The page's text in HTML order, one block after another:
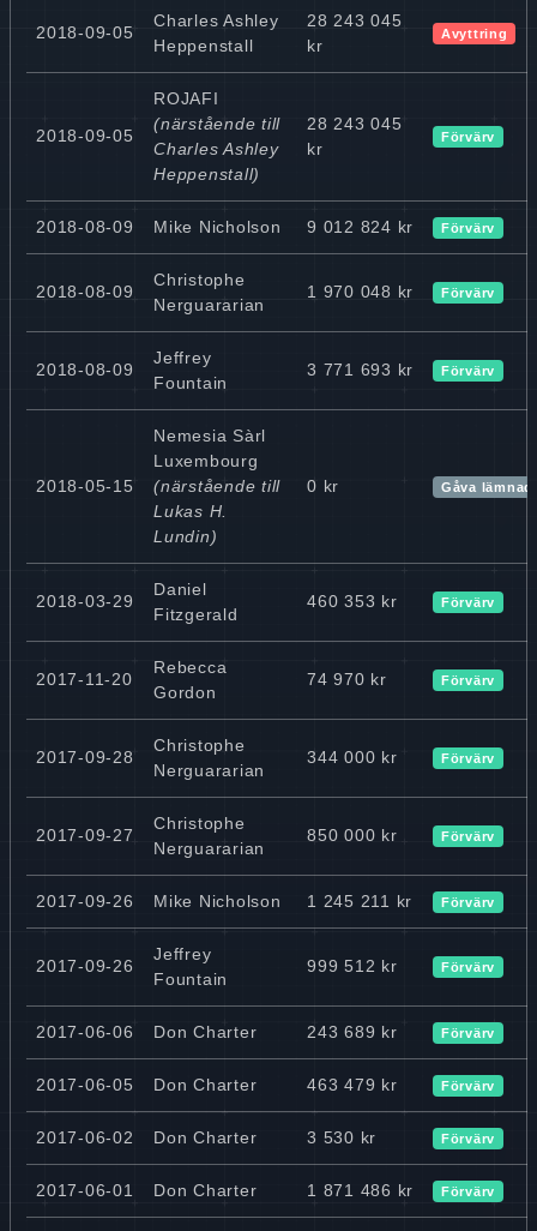
2018-09-05
Charles Ashley
Heppenstall
28 243 045
kr
Avyttring
2018-09-05
ROJAFI
(närstående till
Charles Ashley
Heppenstall)
28 243 045
kr
Förvärv
2018-08-09 Mike Nicholson 9 012 824 kr Förvärv
2018-08-09
Christophe
Nerguararian
1 970 048 kr Förvärv
2018-08-09
Jeffrey
Fountain
3 771 693 kr Förvärv
2018-05-15
Nemesia Sàrl
Luxembourg
(närstående till
Lukas H.
Lundin)
0 kr Gåva lämnad
2018-03-29
Daniel
Fitzgerald
460 353 kr Förvärv
2017-11-20
Rebecca
Gordon
74 970 kr Förvärv
2017-09-28
Christophe
Nerguararian
344 000 kr Förvärv
2017-09-27
Christophe
Nerguararian
850 000 kr Förvärv
2017-09-26 Mike Nicholson 1 245 211 kr Förvärv
2017-09-26
Jeffrey
Fountain
999 512 kr Förvärv
2017-06-06 Don Charter 243 689 kr Förvärv
2017-06-05 Don Charter 463 479 kr Förvärv
2017-06-02 Don Charter 3 530 kr Förvärv
2017-06-01 Don Charter 1 871 486 kr Förvärv